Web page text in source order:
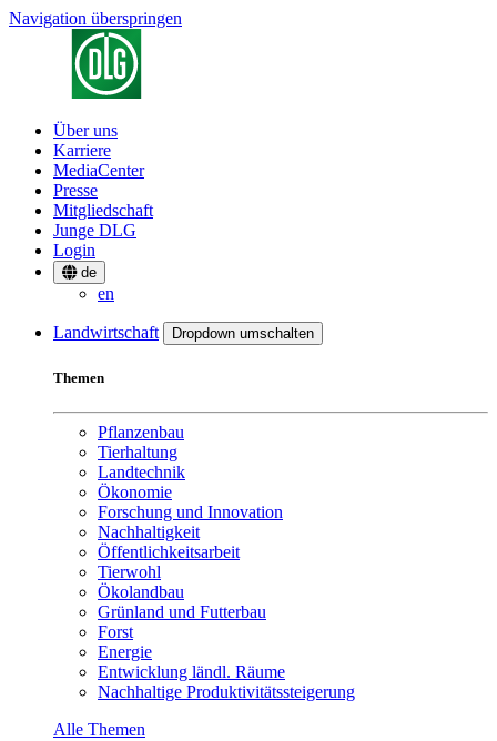
Navigation überspringen
Über uns
Karriere
MediaCenter
Presse
Mitgliedschaft
Junge DLG
Login
de
en
Landwirtschaft Dropdown umschalten
Themen
Pflanzenbau
Tierhaltung
Landtechnik
Ökonomie
Forschung und Innovation
Nachhaltigkeit
Öffentlichkeitsarbeit
Tierwohl
Ökolandbau
Grünland und Futterbau
Forst
Energie
Entwicklung ländl. Räume
Nachhaltige Produktivitätssteigerung
Alle Themen